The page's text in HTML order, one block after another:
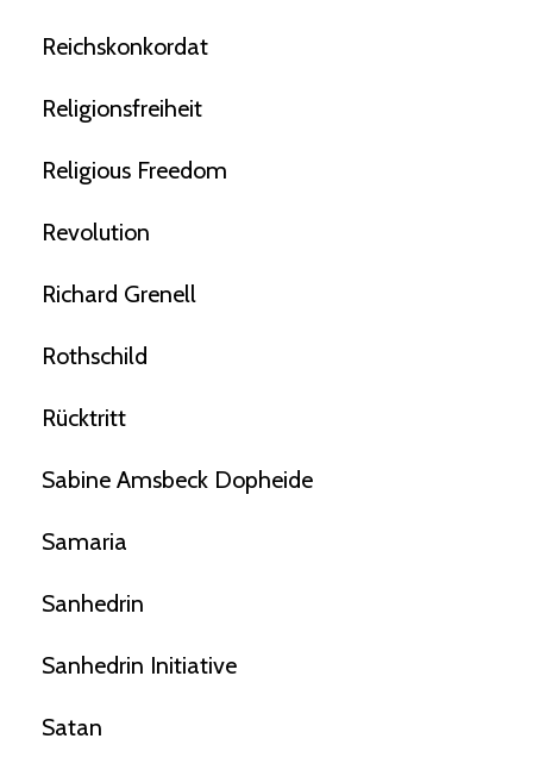
Reichskonkordat
Religionsfreiheit
Religious Freedom
Revolution
Richard Grenell
Rothschild
Rücktritt
Sabine Amsbeck Dopheide
Samaria
Sanhedrin
Sanhedrin Initiative
Satan